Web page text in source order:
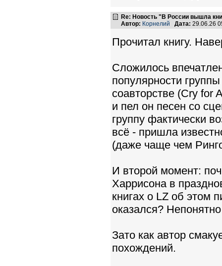
Re: Новость "В России вышла
Автор: Корнелий Дата: 29.06.26
Прочитал книгу.
Сложилось
популярности
соавторстве (Cry for
и пел он песен со
группу фактически
всё - пришла
(даже чаще чем
И второй момент:
Харрисона в
книгах о LZ об этом
оказался?
Зато как автор
похождений.